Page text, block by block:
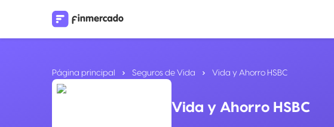
Página principal Seguros de Vida Vida y Ahorro HSBC
Vida y Ahorro HSBC